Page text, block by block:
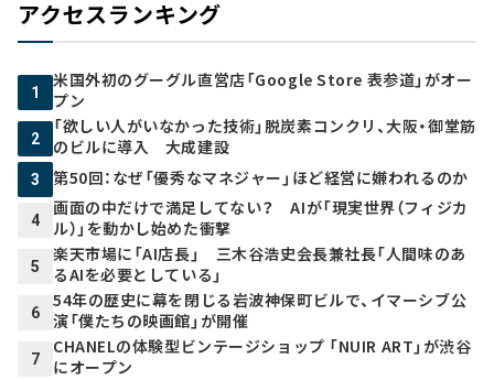
アクセスランキング
1
米国外初のグーグル直営店「Google Store 表参道」がオー
プン
2
「欲しい人がいなかった技術」脱炭素コンクリ、大阪・御堂筋
のビルに導入 大成建設
3 第50回：なぜ「優秀なマネジャー」ほど経営に嫌われるのか
4
画面の中だけで満足してない？ AIが「現実世界（フィジカ
ル）」を動かし始めた衝撃
5
楽天市場に「AI店長」 三木谷浩史会長兼社長「人間味のあ
るAIを必要としている」
6
54年の歴史に幕を閉じる岩波神保町ビルで、イマーシブ公
演「僕たちの映画館」が開催
7
CHANELの体験型ビンテージショップ 「NUIR ART」が渋谷
にオープン